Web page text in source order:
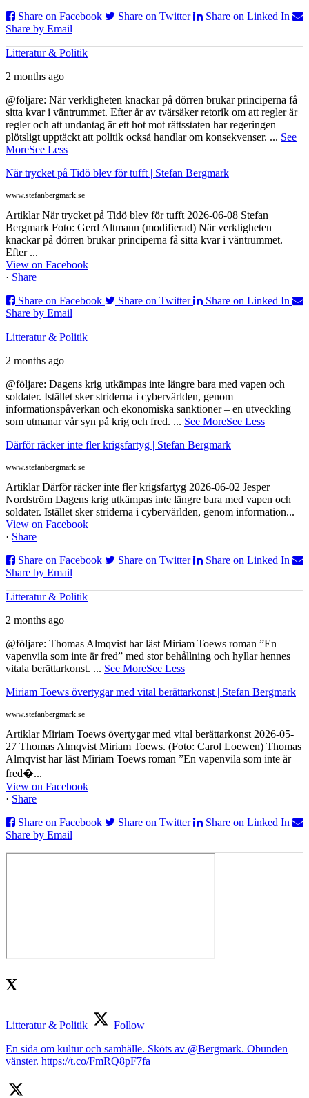
Share on Facebook
Share on Twitter
Share on Linked In
Share by Email
Litteratur & Politik
2 months ago
@följare: När verkligheten knackar på dörren brukar principerna få
sitta kvar i väntrummet. Efter år av tvärsäker retorik om att regler är
regler och att undantag är ett hot mot rättsstaten har regeringen
plötsligt upptäckt att politik också handlar om konsekvenser. ... See
MoreSee Less
När trycket på Tidö blev för tufft | Stefan Bergmark
www.stefanbergmark.se
Artiklar När trycket på Tidö blev för tufft 2026-06-08 Stefan
Bergmark Foto: Gerd Altmann (modifierad) När verkligheten
knackar på dörren brukar principerna få sitta kvar i väntrummet.
Efter ...
View on Facebook
· Share
Share on Facebook
Share on Twitter
Share on Linked In
Share by Email
Litteratur & Politik
2 months ago
@följare: Dagens krig utkämpas inte längre bara med vapen och
soldater. Istället sker striderna i cybervärlden, genom
informationspåverkan och ekonomiska sanktioner – en utveckling
som utmanar vår syn på krig och fred. ... See MoreSee Less
Därför räcker inte fler krigsfartyg | Stefan Bergmark
www.stefanbergmark.se
Artiklar Därför räcker inte fler krigsfartyg 2026-06-02 Jesper
Nordström Dagens krig utkämpas inte längre bara med vapen och
soldater. Istället sker striderna i cybervärlden, genom information...
View on Facebook
· Share
Share on Facebook
Share on Twitter
Share on Linked In
Share by Email
Litteratur & Politik
2 months ago
@följare: Thomas Almqvist har läst Miriam Toews roman ”En
vapenvila som inte är fred” med stor behållning och hyllar hennes
vitala berättarkonst. ... See MoreSee Less
Miriam Toews övertygar med vital berättarkonst | Stefan Bergmark
www.stefanbergmark.se
Artiklar Miriam Toews övertygar med vital berättarkonst 2026-05-
27 Thomas Almqvist Miriam Toews. (Foto: Carol Loewen) Thomas
Almqvist har läst Miriam Toews roman ”En vapenvila som inte är
fred�...
View on Facebook
· Share
Share on Facebook
Share on Twitter
Share on Linked In
Share by Email
X
Litteratur & Politik
Follow
En sida om kultur och samhälle. Sköts av @Bergmark. Obunden
vänster. https://t.co/FmRQ8pF7fa